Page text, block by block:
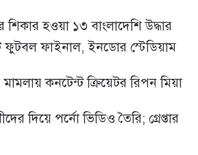
হওয়া ১৩ বাংলাদেশি উদ্ধার
ফুটবল ফাইনাল, ইনডোর স্টেডিয়াম
মামলায় কনটেন্ট ক্রিয়েটর রিপন মিয়া
দিয়ে পর্নো ভিডিও তৈরি; গ্রেপ্তার